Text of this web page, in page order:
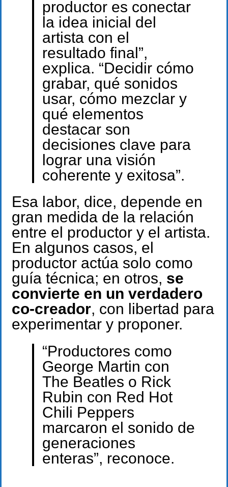
productor es conectar
la idea inicial del
artista con el
resultado final”,
explica. “Decidir cómo
grabar, qué sonidos
usar, cómo mezclar y
qué elementos
destacar son
decisiones clave para
lograr una visión
coherente y exitosa”.
Esa labor, dice, depende en
gran medida de la relación
entre el productor y el artista.
En algunos casos, el
productor actúa solo como
guía técnica; en otros, se
convierte en un verdadero
co-creador, con libertad para
experimentar y proponer.
“Productores como
George Martin con
The Beatles o Rick
Rubin con Red Hot
Chili Peppers
marcaron el sonido de
generaciones
enteras”, reconoce.